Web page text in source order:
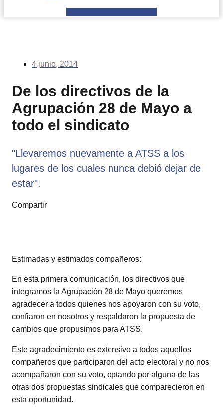
4 junio, 2014
De los directivos de la
Agrupación 28 de Mayo a
todo el sindicato
"Llevaremos nuevamente a ATSS a los
lugares de los cuales nunca debió dejar de
estar".
Compartir
Estimadas y estimados compañeros:
En esta primera comunicación, los directivos que
integramos la Agrupación 28 de Mayo queremos
agradecer a todos quienes nos apoyaron con su voto,
confiaron en nosotros y respaldaron la propuesta de
cambios que propusimos para ATSS.
Este agradecimiento es extensivo a todos aquellos
compañeros que participaron del acto electoral y no nos
acompañaron con su voto, optando por alguna de las
otras dos propuestas sindicales que comparecieron en
esta oportunidad.